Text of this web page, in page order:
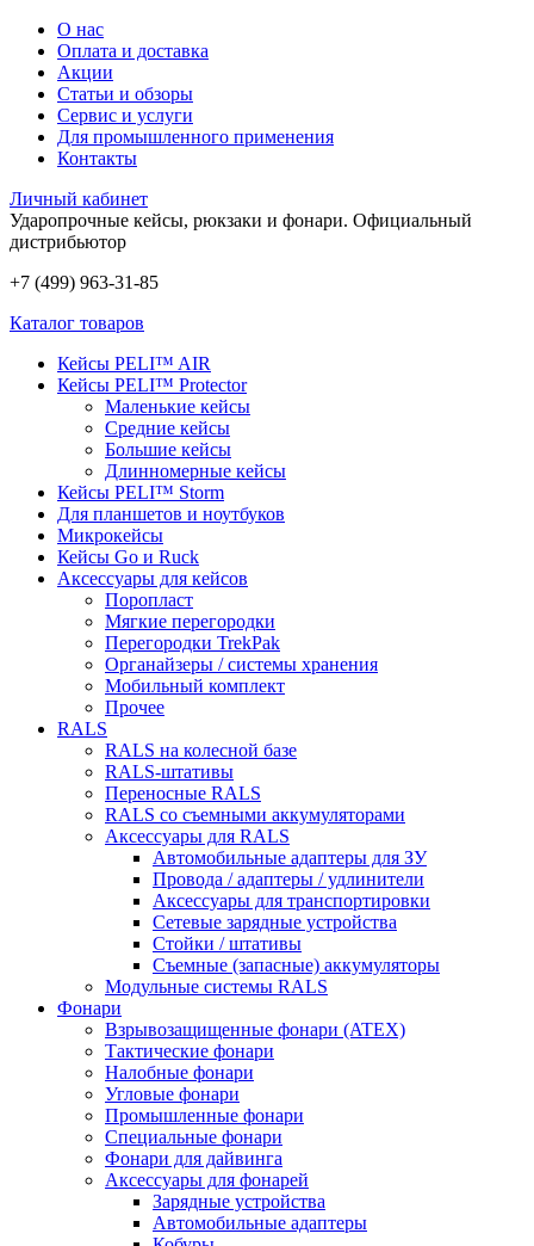
О нас
Оплата и доставка
Акции
Статьи и обзоры
Сервис и услуги
Для промышленного применения
Контакты
Личный кабинет
Ударопрочные кейсы, рюкзаки и фонари. Официальный
дистрибьютор
+7 (499) 963-31-85
Каталог товаров
Кейсы PELI™ AIR
Кейсы PELI™ Protector
Маленькие кейсы
Средние кейсы
Большие кейсы
Длинномерные кейсы
Кейсы PELI™ Storm
Для планшетов и ноутбуков
Микрокейсы
Кейсы Go и Ruck
Аксессуары для кейсов
Поропласт
Мягкие перегородки
Перегородки TrekPak
Органайзеры / системы хранения
Мобильный комплект
Прочее
RALS
RALS на колесной базе
RALS-штативы
Переносные RALS
RALS со съемными аккумуляторами
Аксессуары для RALS
Автомобильные адаптеры для ЗУ
Провода / адаптеры / удлинители
Аксессуары для транспортировки
Сетевые зарядные устройства
Стойки / штативы
Съемные (запасные) аккумуляторы
Модульные системы RALS
Фонари
Взрывозащищенные фонари (ATEX)
Тактические фонари
Налобные фонари
Угловые фонари
Промышленные фонари
Специальные фонари
Фонари для дайвинга
Аксессуары для фонарей
Зарядные устройства
Автомобильные адаптеры